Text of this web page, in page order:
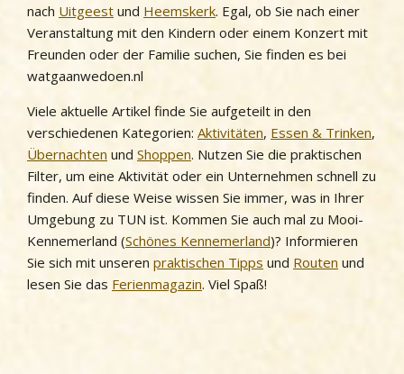
nach Uitgeest und Heemskerk. Egal, ob Sie nach einer
Veranstaltung mit den Kindern oder einem Konzert mit
Freunden oder der Familie suchen, Sie finden es bei
watgaanwedoen.nl
Viele aktuelle Artikel finde Sie aufgeteilt in den
verschiedenen Kategorien: Aktivitäten, Essen & Trinken,
Übernachten und Shoppen. Nutzen Sie die praktischen
Filter, um eine Aktivität oder ein Unternehmen schnell zu
finden. Auf diese Weise wissen Sie immer, was in Ihrer
Umgebung zu TUN ist. Kommen Sie auch mal zu Mooi-
Kennemerland (Schönes Kennemerland)? Informieren
Sie sich mit unseren praktischen Tipps und Routen und
lesen Sie das Ferienmagazin. Viel Spaß!